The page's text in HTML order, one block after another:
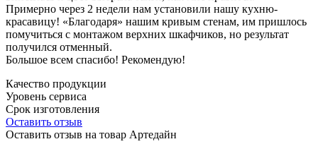
Примерно через 2 недели нам установили нашу кухню-
красавицу! «Благодаря» нашим кривым стенам, им пришлось
помучиться с монтажом верхних шкафчиков, но результат
получился отменный.
Большое всем спасибо! Рекомендую!
Качество продукции
Уровень сервиса
Срок изготовления
Оставить отзыв
Оставить отзыв на товар Артедайн